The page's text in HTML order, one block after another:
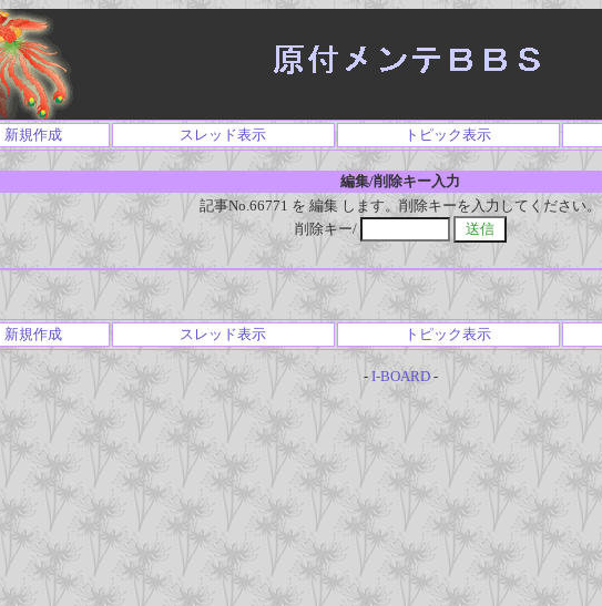
新規作成 スレッド表示 トピック表示
編集/削除キー入力
記事No.66771 を 編集 します。削除キーを入力してください。
削除キー/
新規作成 スレッド表示 トピック表示
- I-BOARD-